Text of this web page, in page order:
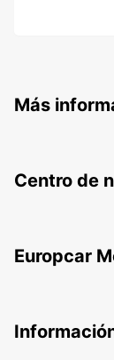
Más
Centro de
Europcar